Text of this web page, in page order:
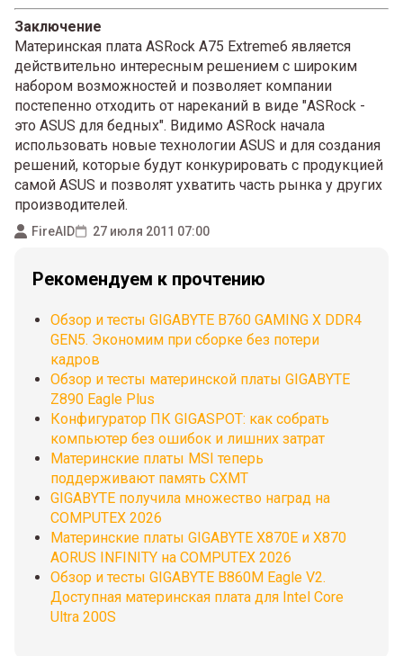
Заключение
Материнская плата ASRock A75 Extreme6 является
действительно интересным решением с широким
набором возможностей и позволяет компании
постепенно отходить от нареканий в виде "ASRock -
это ASUS для бедных". Видимо ASRock начала
использовать новые технологии ASUS и для создания
решений, которые будут конкурировать с продукцией
самой ASUS и позволят ухватить часть рынка у других
производителей.
FireAID 27 июля 2011 07:00
Рекомендуем к прочтению
Обзор и тесты GIGABYTE B760 GAMING X DDR4
GEN5. Экономим при сборке без потери
кадров
Обзор и тесты материнской платы GIGABYTE
Z890 Eagle Plus
Конфигуратор ПК GIGASPOT: как собрать
компьютер без ошибок и лишних затрат
Материнские платы MSI теперь
поддерживают память CXMT
GIGABYTE получила множество наград на
COMPUTEX 2026
Материнские платы GIGABYTE X870E и X870
AORUS INFINITY на COMPUTEX 2026
Обзор и тесты GIGABYTE B860M Eagle V2.
Доступная материнская плата для Intel Core
Ultra 200S